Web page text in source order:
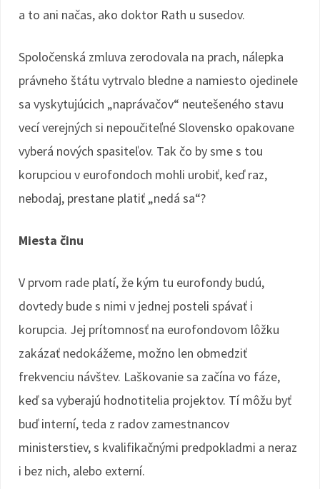
a to ani načas, ako doktor Rath u susedov.
Spoločenská zmluva zerodovala na prach, nálepka
právneho štátu vytrvalo bledne a namiesto ojedinele
sa vyskytujúcich „naprávačov“ neutešeného stavu
vecí verejných si nepoučiteľné Slovensko opakovane
vyberá nových spasiteľov. Tak čo by sme s tou
korupciou v eurofondoch mohli urobiť, keď raz,
nebodaj, prestane platiť „nedá sa“?
Miesta činu
V prvom rade platí, že kým tu eurofondy budú,
dovtedy bude s nimi v jednej posteli spávať i
korupcia. Jej prítomnosť na eurofondovom lôžku
zakázať nedokážeme, možno len obmedziť
frekvenciu návštev. Laškovanie sa začína vo fáze,
keď sa vyberajú hodnotitelia projektov. Tí môžu byť
buď interní, teda z radov zamestnancov
ministerstiev, s kvalifikačnými predpokladmi a neraz
i bez nich, alebo externí.